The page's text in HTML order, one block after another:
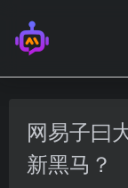
网易子曰
新黑马？